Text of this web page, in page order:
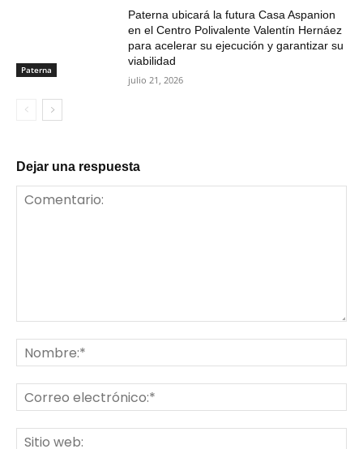
Paterna
Paterna ubicará la futura Casa Aspanion
en el Centro Polivalente Valentín Hernáez
para acelerar su ejecución y garantizar su
viabilidad
julio 21, 2026
Dejar una respuesta